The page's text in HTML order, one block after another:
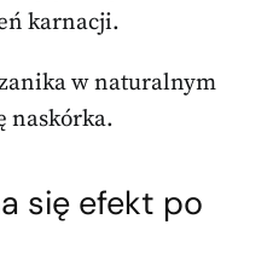
karnacji.
w naturalnym
naskórka.
się efekt po